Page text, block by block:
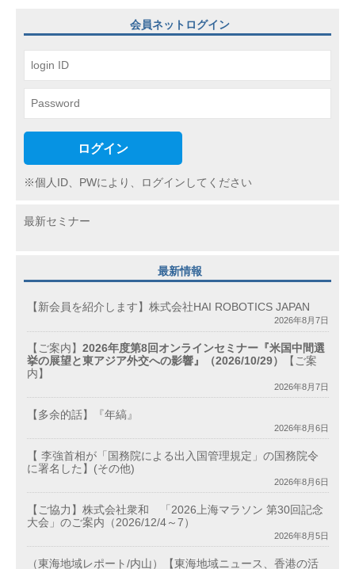
ン
会員ネットログイン
ログイン
※個人ID、PWにより、ログインしてください
最新セミナー
最新情報
【新会員を紹介します】株式会社HAI ROBOTICS JAPAN
2026年8月7日
【ご案内】 2026年度第8回オンラインセミナー『米国中間選
挙の展望と東アジア外交への影響』（2026/10/29）
【ご案
内】
2026年8月7日
【多余的話】『年縞』
2026年8月6日
【 李強首相が「国務院による出入国管理規定」の国務院令
に署名した】(その他)
2026年8月6日
【ご協力】株式会社衆和 「2026上海マラソン 第30回記念
大会」のご案内（2026/12/4～7）
2026年8月5日
（東海地域レポート/内山）【東海地域ニュース、香港の活